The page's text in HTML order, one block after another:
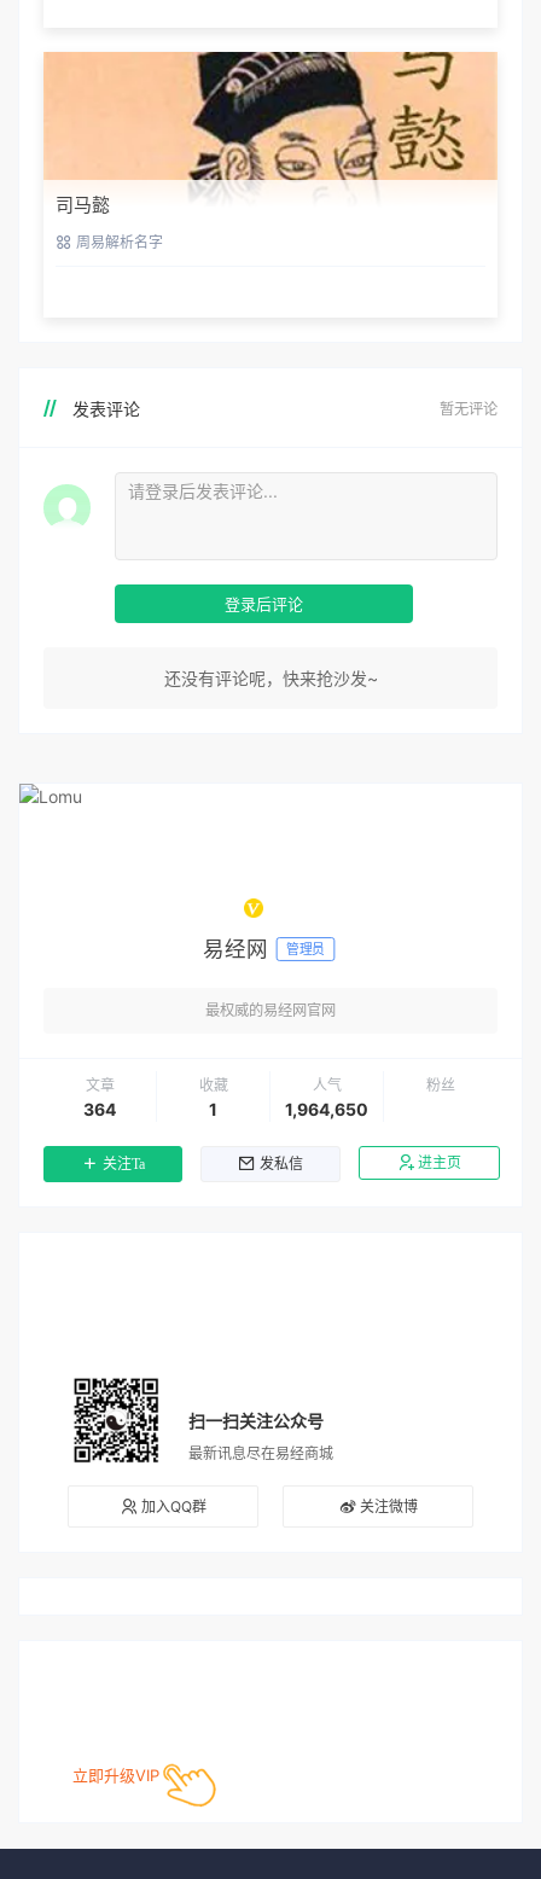
司马懿
周易解析名字
发表评论 暂无评论
登录后评论
还没有评论呢，快来抢沙发~
易经网 管理员
最权威的易经网官网
文章
364
收藏
1
人气
1,964,650
粉丝
关注Ta 发私信 进主页
扫一扫关注公众号
最新讯息尽在易经商城
加入QQ群 关注微博
立即升级VIP